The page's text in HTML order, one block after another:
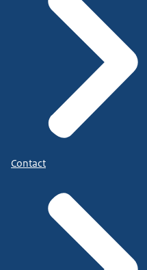
Contact